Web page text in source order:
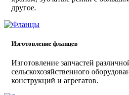
другое.
Изготовление фланцев
Изготовление запчастей
сельскохозяйственного
конструкций и агрегатов.